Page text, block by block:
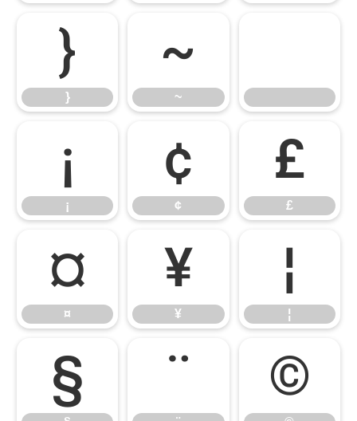
}
}
~
~
¡
¡
¢
¢
£
£
¤
¤
¥
¥
¦
¦
§ ¨ ©